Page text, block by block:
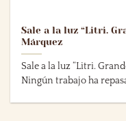
Sale a la luz “Litri.
Márquez
Sale a la luz “Litri.
Ningún trabajo ha